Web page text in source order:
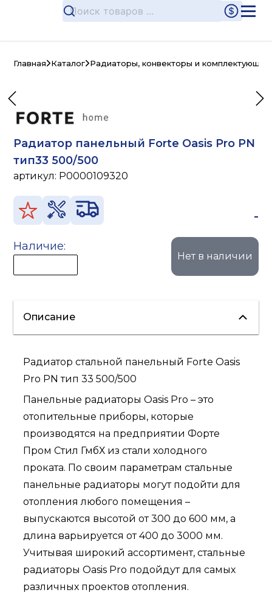
Главная Каталог Радиаторы, конвекторы и комплектующие
Радиатор панельный Forte Oasis Pro PN
тип33 500/500
артикул: P0000109320
-
Наличие:
Нет в наличии
Описание
Радиатор стальной панельный Forte Oasis
Pro PN тип 33 500/500
Панельные радиаторы Oasis Pro – это
отопительные приборы, которые
производятся на предприятии Форте
Пром Стил ГмбХ из стали холодного
проката. По своим параметрам стальные
панельные радиаторы могут подойти для
отопления любого помещения –
выпускаются высотой от 300 до 600 мм, а
длина варьируется от 400 до 3000 мм.
Учитывая широкий ассортимент, стальные
радиаторы Oasis Pro подойдут для самых
различных проектов отопления.